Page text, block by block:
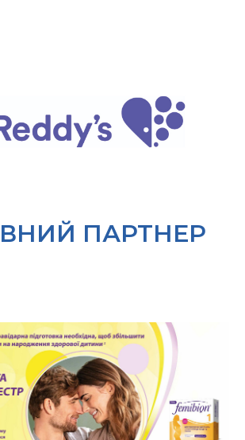
ПАРТНЕР